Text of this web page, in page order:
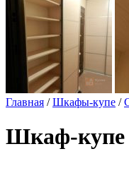
Главная /Шкафы-купе /
Шкаф-купе